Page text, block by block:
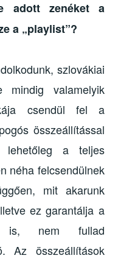
adott zenéket a
a „playlist”?
szlovákiai
mindig valamelyik
csendül fel a
összeállítással
a teljes
néha felcsendülnek
mit akarunk
ez garantálja a
is, nem fullad
Az összeállítások